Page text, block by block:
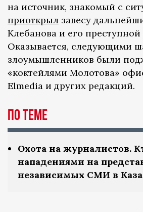
на источник, знакомый с
приоткрыл завесу
Клебанова и его преступной
Оказывается, следующими
злоумышленников были
«коктейлями Молотова»
Elmedia и других редакций.
По теме
Охота на журналистов.
нападениями на
независимых СМИ в